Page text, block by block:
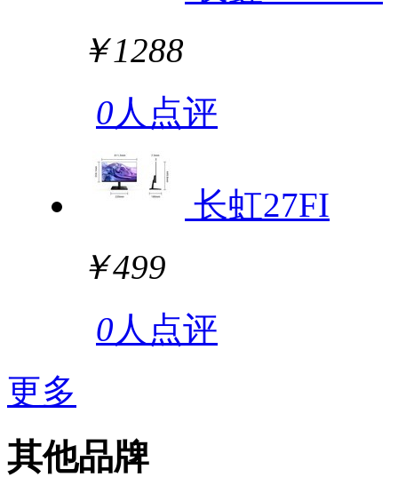
￥1288
0人点评
长虹27FI
￥499
0人点评
更多
其他品牌